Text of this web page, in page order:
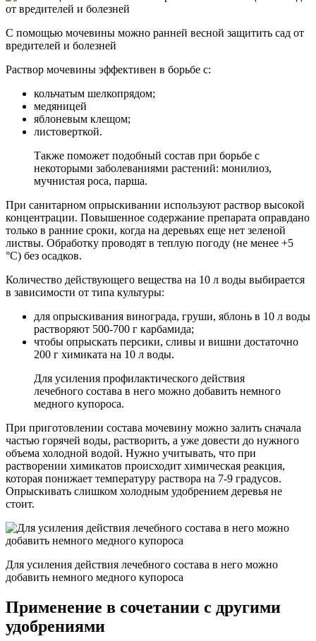
С помощью мочевины можно ранней весной защитить сад от
вредителей и болезней
Раствор мочевины эффективен в борьбе с:
кольчатым шелкопрядом;
медяницей
яблоневым клещом;
листоверткой.
Также поможет подобный состав при борьбе с
некоторыми заболеваниями растений: монилиоз,
мучнистая роса, парша.
При санитарном опрыскивании используют раствор высокой
концентрации. Повышенное содержание препарата оправдано
только в ранние сроки, когда на деревьях еще нет зеленой
листвы. Обработку проводят в теплую погоду (не менее +5
°С) без осадков.
Количество действующего вещества на 10 л воды выбирается
в зависимости от типа культуры:
для опрыскивания винограда, груши, яблонь в 10 л воды
растворяют 500-700 г карбамида;
чтобы опрыскать персики, сливы и вишни достаточно
200 г химиката на 10 л воды.
Для усиления профилактического действия
лечебного состава в него можно добавить немного
медного купороса.
При приготовлении состава мочевину можно залить сначала
частью горячей воды, растворить, а уже довести до нужного
объема холодной водой. Нужно учитывать, что при
растворении химикатов происходит химическая реакция,
которая понижает температуру раствора на 7-9 градусов.
Опрыскивать слишком холодным удобрением деревья не
стоит.
Для усиления действия лечебного состава в него можно
добавить немного медного купороса
Применение в сочетании с другими
удобрениями